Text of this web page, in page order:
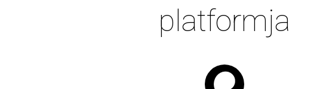
platformja